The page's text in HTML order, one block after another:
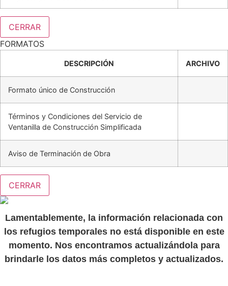
CERRAR
FORMATOS
DESCRIPCIÓN ARCHIVO
Formato único de Construcción
Términos y Condiciones del Servicio de
Ventanilla de Construcción Simplificada
Aviso de Terminación de Obra
CERRAR
Lamentablemente, la información relacionada con
los refugios temporales no está disponible en este
momento. Nos encontramos actualizándola para
brindarle los datos más completos y actualizados.